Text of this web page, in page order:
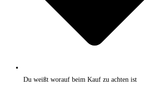
Du weißt worauf beim Kauf zu achten ist